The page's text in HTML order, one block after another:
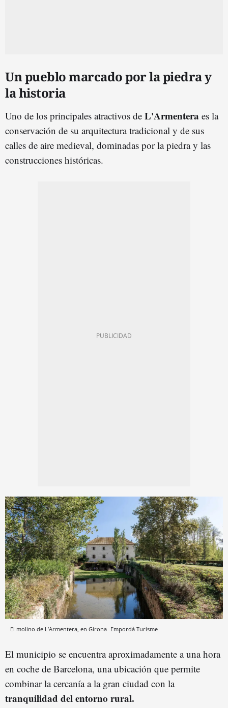
Un pueblo marcado por la piedra y
la historia
Uno de los principales atractivos de L'Armentera es la
conservación de su arquitectura tradicional y de sus
calles de aire medieval, dominadas por la piedra y las
construcciones históricas.
El molino de L’Armentera, en Girona Empordà Turisme
El municipio se encuentra aproximadamente a una hora
en coche de Barcelona, una ubicación que permite
combinar la cercanía a la gran ciudad con la
tranquilidad del entorno rural.